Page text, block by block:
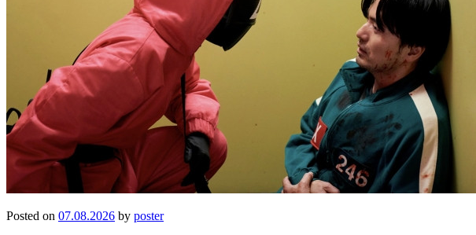
Posted on 07.08.2026 by poster